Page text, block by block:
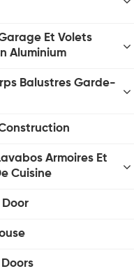
Et Volets
Aluminium
Balustres Garde-
Armoires Et
Cuisine
Door